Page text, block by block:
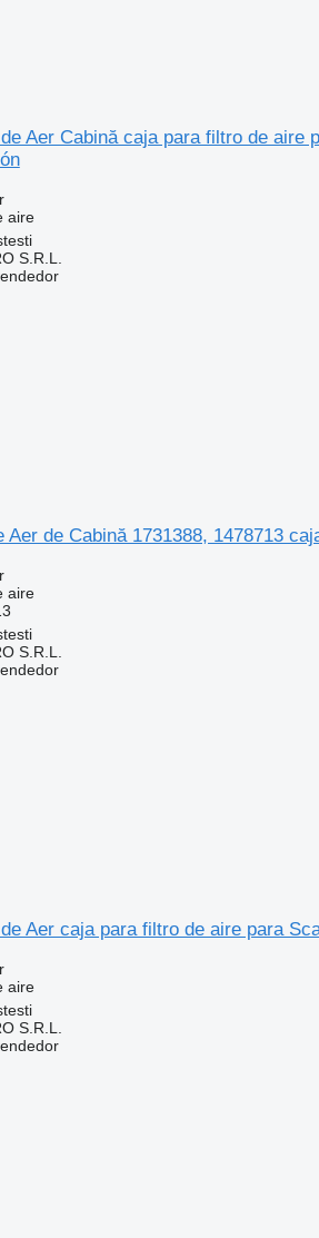
Aer Cabină caja para filtro de aire
aire
S.R.L.
Aer de Cabină 1731388, 1478713
aire
S.R.L.
Aer caja para filtro de aire para
aire
S.R.L.